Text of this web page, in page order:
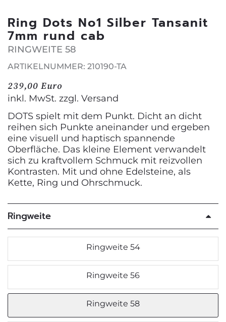
Ring Dots No1 Silber Tansanit
7mm rund cab
RINGWEITE 58
ARTIKELNUMMER: 210190-TA
239,00 Euro
inkl. MwSt. zzgl. Versand
DOTS spielt mit dem Punkt. Dicht an dicht
reihen sich Punkte aneinander und ergeben
eine visuell und haptisch spannende
Oberfläche. Das kleine Element verwandelt
sich zu kraftvollem Schmuck mit reizvollen
Kontrasten. Mit und ohne Edelsteine, als
Kette, Ring und Ohrschmuck.
Ringweite
Ringweite 54
Ringweite 56
Ringweite 58